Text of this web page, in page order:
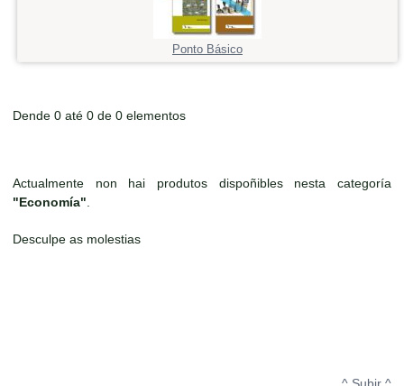
Ponto Básico
Dende 0 até 0 de 0 elementos
Actualmente non hai produtos dispoñibles nesta categoría
"Economía"
Desculpe as molestias
^ Subir ^